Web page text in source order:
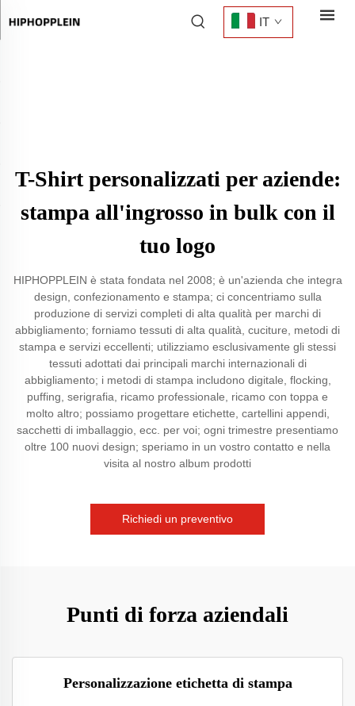
IT
T-Shirt personalizzati per aziende:
stampa all'ingrosso in bulk con il
tuo logo
HIPHOPPLEIN è stata fondata nel 2008; è un'azienda che integra
design, confezionamento e stampa; ci concentriamo sulla
produzione di servizi completi di alta qualità per marchi di
abbigliamento; forniamo tessuti di alta qualità, cuciture, metodi di
stampa e servizi eccellenti; utilizziamo esclusivamente gli stessi
tessuti adottati dai principali marchi internazionali di
abbigliamento; i metodi di stampa includono digitale, flocking,
puffing, serigrafia, ricamo professionale, ricamo con toppa e
molto altro; possiamo progettare etichette, cartellini appendi,
sacchetti di imballaggio, ecc. per voi; ogni trimestre presentiamo
oltre 100 nuovi design; speriamo in un vostro contatto e nella
visita al nostro album prodotti
Richiedi un preventivo
Punti di forza aziendali
Personalizzazione etichetta di stampa